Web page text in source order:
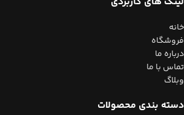
خانه
فروشگاه
درباره ما
تماس با ما
وبلاگ
دسته بندی محصولات